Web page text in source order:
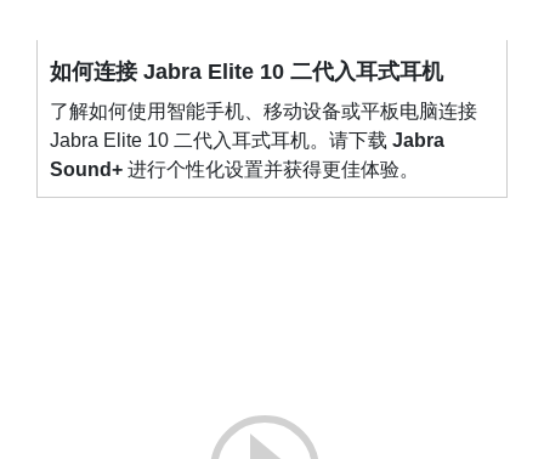
如何连接 Jabra Elite 10 二代入耳式耳机
了解如何使用智能手机、移动设备或平板电脑连接
Jabra Elite 10 二代入耳式耳机。请下载 Jabra
Sound+ 进行个性化设置并获得更佳体验。